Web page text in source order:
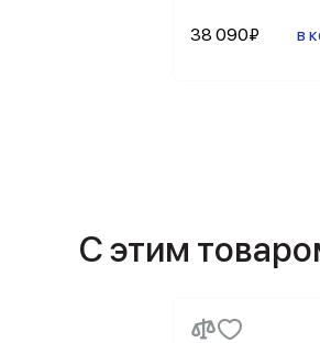
38 090₽ в
С этим